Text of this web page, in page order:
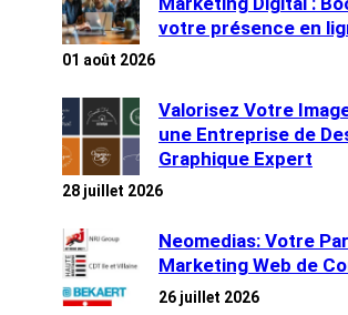
votre présence en
01 août 2026
Valorisez Votre
une Entreprise de
Graphique Expert
28 juillet 2026
Neomedias: Votre
Marketing Web de
26 juillet 2026